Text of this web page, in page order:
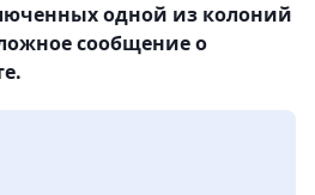
одной из колоний
сообщение о